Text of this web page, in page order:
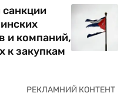
и компаний,
к закупкам